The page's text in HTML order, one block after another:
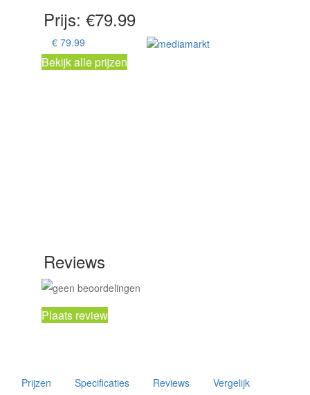
Prijs: €79.99
€ 79.99
Bekijk alle prijzen
Reviews
Plaats review
Prijzen Specificaties Reviews Vergelijk